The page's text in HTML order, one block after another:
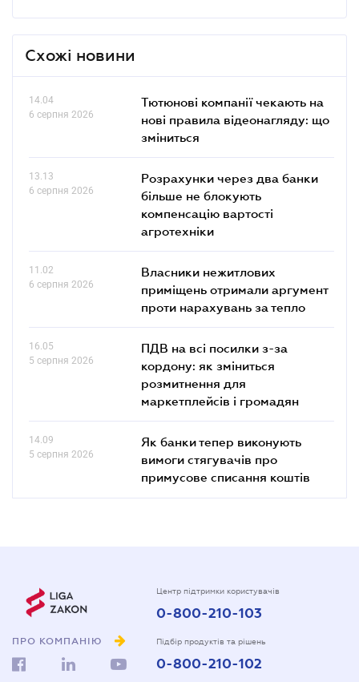
Схожі новини
14.04
6 серпня 2026
Тютюнові компанії чекають на
нові правила відеонагляду: що
зміниться
13.13
6 серпня 2026
Розрахунки через два банки
більше не блокують
компенсацію вартості
агротехніки
11.02
6 серпня 2026
Власники нежитлових
приміщень отримали аргумент
проти нарахувань за тепло
16.05
5 серпня 2026
ПДВ на всі посилки з-за
кордону: як зміниться
розмитнення для
маркетплейсів і громадян
14.09
5 серпня 2026
Як банки тепер виконують
вимоги стягувачів про
примусове списання коштів
ПРО КОМПАНІЮ
Центр підтримки користувачів
0-800-210-103
Підбір продуктів та рішень
0-800-210-102